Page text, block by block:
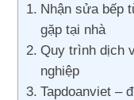
Nhận sửa bếp
gặp tại nhà
Quy trình dịch
nghiệp
Tapdoanviet –